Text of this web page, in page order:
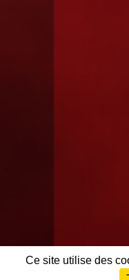
Ce site utilise des